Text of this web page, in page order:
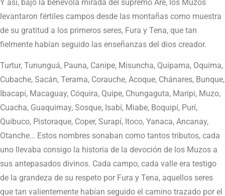
Y así, bajo la benévola mirada del supremo Are, los Muzos
levantaron fértiles campos desde las montañas como muestra
de su gratitud a los primeros seres, Fura y Tena, que tan
fielmente habían seguido las enseñanzas del dios creador.
Turtur, Tununguá, Pauna, Canipe, Misuncha, Quípama, Oquima,
Cubache, Sacán, Terama, Corauche, Acoque, Chánares, Bunque,
Ibacapí, Macaguay, Cóquira, Quipe, Chungaguta, Maripi, Muzo,
Cuacha, Guaquimay, Sosque, Isabí, Miabe, Boquipí, Purí,
Quibuco, Pistoraque, Coper, Surapí, Itoco, Yanaca, Ancanay,
Otanche… Estos nombres sonaban como tantos tributos, cada
uno llevaba consigo la historia de la devoción de los Muzos a
sus antepasados divinos. Cada campo, cada valle era testigo
de la grandeza de su respeto por Fura y Tena, aquellos seres
que tan valientemente habían seguido el camino trazado por el